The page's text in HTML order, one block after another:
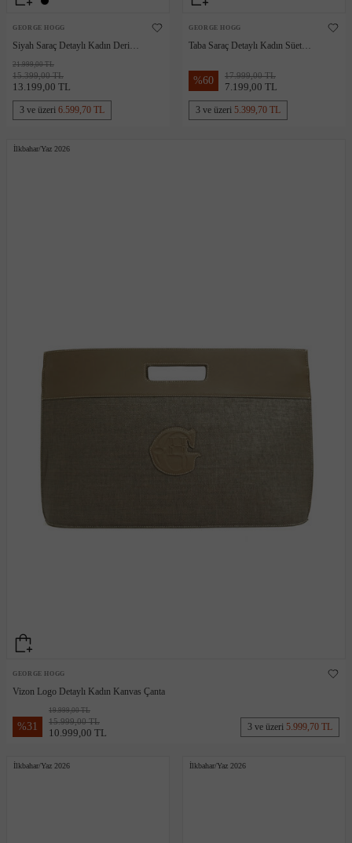
GEORGE HOGG
Siyah Saraç Detaylı Kadın Deri
Çanta
21.999,00 TL
15.399,00 TL
13.199,00 TL
3 ve üzeri 6.599,70 TL
GEORGE HOGG
Taba Saraç Detaylı Kadın Süet
%60 17.999,00 TL
7.199,00 TL
3 ve üzeri 5.399,70 TL
İlkbahar/Yaz 2026
GEORGE HOGG
Vizon Logo Detaylı Kadın Kanvas Çanta
%31
19.999,00 TL
15.999,00 TL
10.999,00 TL 3 ve üzeri 5.999,70 TL
İlkbahar/Yaz 2026 İlkbahar/Yaz 2026